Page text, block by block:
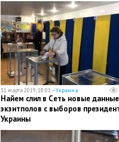
31 марта 2019, 18:01 —Украина
Найем слил в Сеть новые данные
экзитполов с выборов
Украины